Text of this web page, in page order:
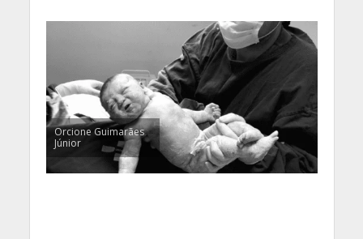
Orcione Guimarães
Júnior